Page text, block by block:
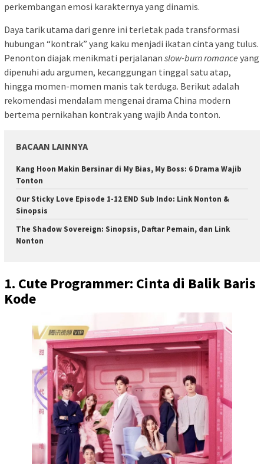
perkembangan emosi karakternya yang dinamis.
Daya tarik utama dari genre ini terletak pada transformasi
hubungan “kontrak” yang kaku menjadi ikatan cinta yang tulus.
Penonton diajak menikmati perjalanan slow-burn romance yang
dipenuhi adu argumen, kecanggungan tinggal satu atap,
hingga momen-momen manis tak terduga. Berikut adalah
rekomendasi mendalam mengenai drama China modern
bertema pernikahan kontrak yang wajib Anda tonton.
BACAAN LAINNYA
Kang Hoon Makin Bersinar di My Bias, My Boss: 6 Drama Wajib
Tonton
Our Sticky Love Episode 1-12 END Sub Indo: Link Nonton &
Sinopsis
The Shadow Sovereign: Sinopsis, Daftar Pemain, dan Link
Nonton
1. Cute Programmer: Cinta di Balik Baris
Kode